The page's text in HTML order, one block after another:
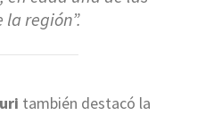
región”.
también destacó la